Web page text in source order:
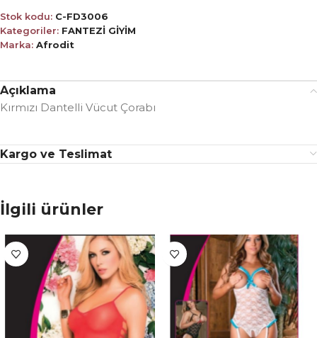
Stok kodu: C-FD3006
Kategoriler: FANTEZİ GİYİM
Marka: Afrodit
Açıklama
Kırmızı Dantelli Vücut Çorabı
Kargo ve Teslimat
İlgili ürünler